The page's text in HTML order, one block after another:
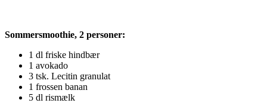
Sommersmoothie, 2 personer:
1 dl friske hindbær
1 avokado
3 tsk. Lecitin granulat
1 frossen banan
5 dl rismælk